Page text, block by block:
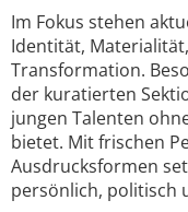
Im Fokus stehen
Identität,
Transformation.
der kuratierten
jungen Talenten
bietet. Mit frischen
Ausdrucksformen
persönlich, politisch